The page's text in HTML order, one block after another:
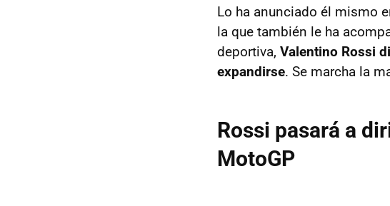
Lo ha anunciado él mismo
la que también le ha
deportiva, Valentino Rossi
expandirse. Se marcha la
Rossi pasará a
MotoGP